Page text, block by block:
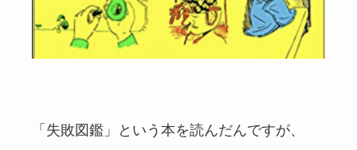
「失敗図鑑」という本を読んだんですが、